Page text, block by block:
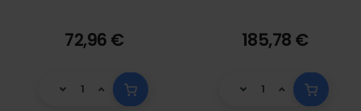
72,96 € 185,78 €